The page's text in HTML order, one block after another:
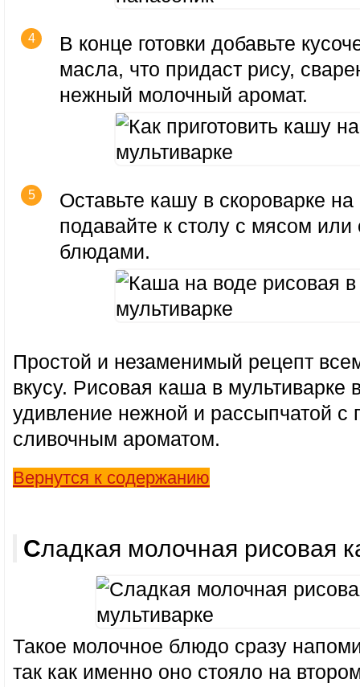
В конце готовки добавьте
масла, что придаст рису,
нежный молочный аромат.
Оставьте кашу в скороварке
подавайте к столу с мясом
блюдами.
Простой и незаменимый рецепт
вкусу. Рисовая каша в мультиварке
удивление нежной и рассыпчатой с
сливочным ароматом.
Вернутся к содержанию
Сладкая молочная рисовая
Такое молочное блюдо сразу
так как именно оно стояло на